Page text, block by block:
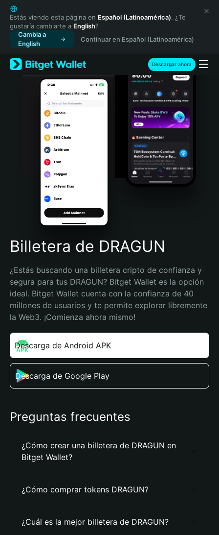
English
日本語
Tiếng Việt
Русский
Español (Latinoamérica)
Türkçe
Italiano
Português (Portugal)
Bahasa Indonesia
Português (Brasil)
Español (Argentina)
Estás viendo esta página en Español (Latinoamérica). ¿Te
gustaría cambiarte a English?
Cambia a
English
Continuar en Español (Latinoamérica)
Descargar ahora
Billetera de DRAGUN
¿Estás buscando una billetera cripto de confianza y
segura para tus DRAGUN? Bitget Wallet es la opción
ideal. Bitget Wallet cuenta con la confianza de 40
millones de usuarios y te permite explorar libremente
la Web3. ¡Comienza ahora mismo!
Descarga de Android APK
Descarga de Google Play
Preguntas frecuentes
¿Cómo crear una billetera de DRAGUN en
Bitget Wallet?
¿Cómo comprar tokens DRAGUN?
¿Cuál es la mejor billetera de DRAGUN?